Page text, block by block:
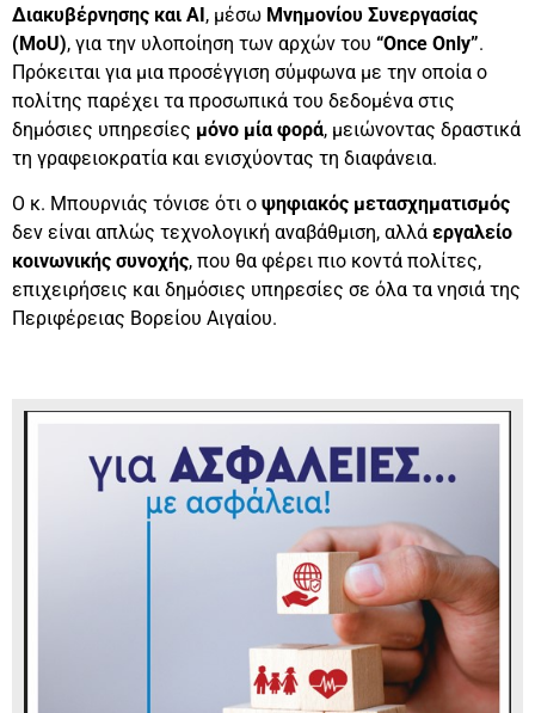
Διακυβέρνησης και AI, μέσω Μνημονίου Συνεργασίας
(MoU), για την υλοποίηση των αρχών του “Once Only”.
Πρόκειται για μια προσέγγιση σύμφωνα με την οποία ο
πολίτης παρέχει τα προσωπικά του δεδομένα στις
δημόσιες υπηρεσίες μόνο μία φορά, μειώνοντας δραστικά
τη γραφειοκρατία και ενισχύοντας τη διαφάνεια.
Ο κ. Μπουρνιάς τόνισε ότι ο ψηφιακός μετασχηματισμός
δεν είναι απλώς τεχνολογική αναβάθμιση, αλλά εργαλείο
κοινωνικής συνοχής, που θα φέρει πιο κοντά πολίτες,
επιχειρήσεις και δημόσιες υπηρεσίες σε όλα τα νησιά της
Περιφέρειας Βορείου Αιγαίου.